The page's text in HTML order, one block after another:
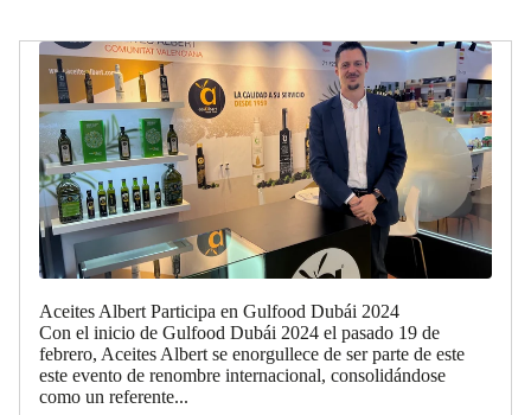
Aceites Albert Participa en Gulfood Dubái 2024
Con el inicio de Gulfood Dubái 2024 el pasado 19 de
febrero, Aceites Albert se enorgullece de ser parte de este
este evento de renombre internacional, consolidándose
como un referente...